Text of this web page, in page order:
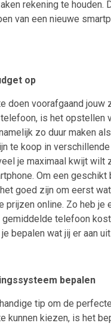
rekening te houden.
van een nieuwe
op
doen voorafgaand jouw
is het opstellen
zo duur maken
te koop in
je maximaal kwijt wilt
Om een geschikt
goed zijn om eerst
prijzen online. Zo heb je
gemiddelde telefoon
je bepalen wat jij er aan
bepalen
tip om de
kunnen kiezen, is het